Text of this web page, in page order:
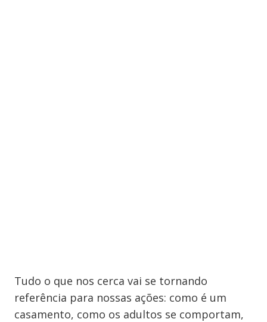
Tudo o que nos cerca vai se tornando
referência para nossas ações: como é um
casamento, como os adultos se comportam,